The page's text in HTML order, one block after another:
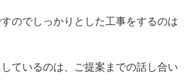
のでしっかりとした工事をするのは
ているのは、ご提案までの話し合い